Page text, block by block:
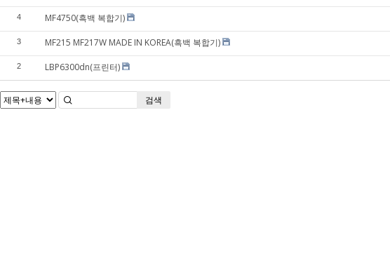
4 MF4750(흑백 복합기)
3 MF215 MF217W MADE IN KOREA(흑백 복합기)
2 LBP6300dn(프린터)
검색